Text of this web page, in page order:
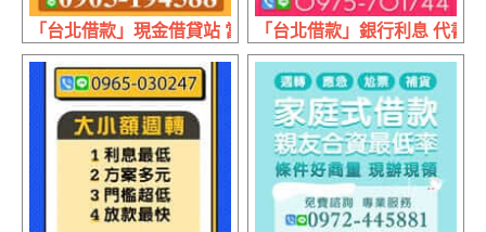
「台北借款」現金借貸站 當日放款 | 30萬內 生活急用資金
「台北借款」銀行利息 代書